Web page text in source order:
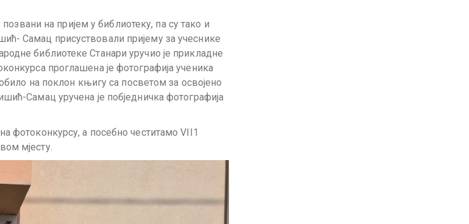
на пријем у библиотеку, па су тако и
Самац присуствовали пријему за учеснике
библиотеке Станари уручио је прикладне
проглашена је фотографија ученика
на поклон књигу са посветом за освојено
Самац уручена је побједничка фотографија
фотоконкурсу, а посебно честитамо VII1
мјесту.